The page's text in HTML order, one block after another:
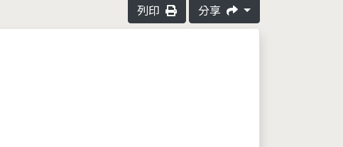
列印 分享